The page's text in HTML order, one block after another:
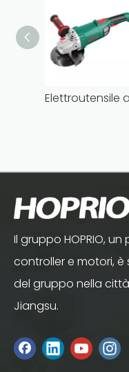
Il gruppo HOPRIO,
controller e motori,
del gruppo nella
Jiangsu.